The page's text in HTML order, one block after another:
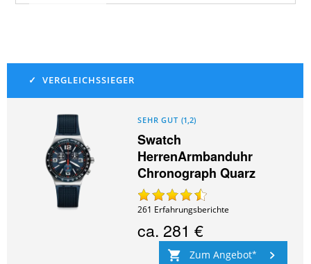
SEHR GUT (1,2)
Swatch
HerrenArmbanduhr
Chronograph Quarz
261 Erfahrungsberichte
ca.281 €
Zum Angebot